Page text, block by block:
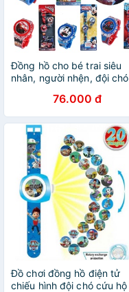
Đồng hồ cho bé trai siêu
nhân, người nhện, đội chó
76.000 đ
Đồ chơi đồng hồ điện tử
chiếu hình đội chó cứu hộ